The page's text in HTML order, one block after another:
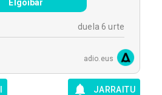
Elgoibar
duela 6 urte
adio.eus
JARRAITU